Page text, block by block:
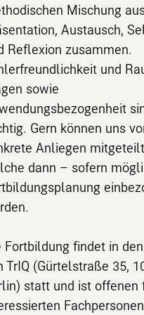
Mischung
Austausch,
Reflexion zusammen.
und
sowie
Gern können uns
Anliegen
dann – sofern
Fortbildung findet in
TrIQ (Gürtelstraße 35,
statt und ist offenen